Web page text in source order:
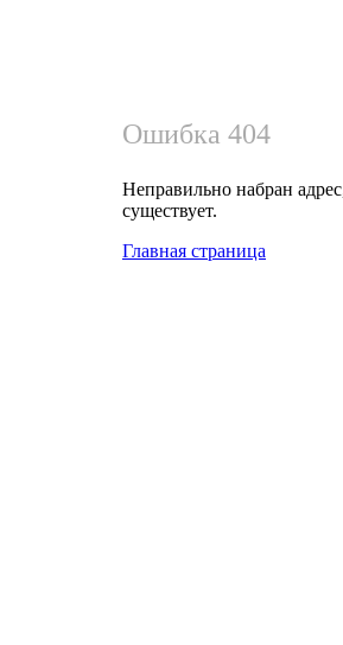
Ошибка 404
Неправильно набран
существует.
Главная страница